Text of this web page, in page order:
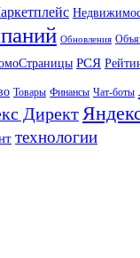
Обновления
РСЯ
Товары Финансы Чат-боты
Директ
технологии